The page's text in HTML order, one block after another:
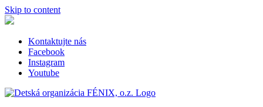
Skip to content
Kontaktujte nás
Facebook
Instagram
Youtube